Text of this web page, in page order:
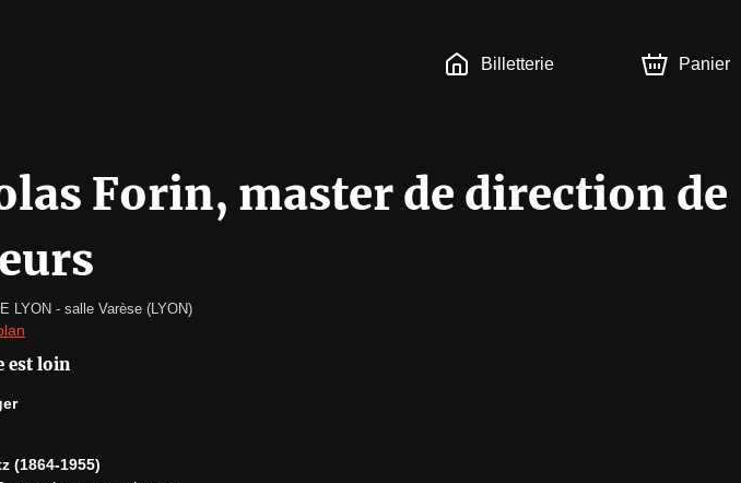
Billetterie Panier
Forin, master de direction de
LYON - salle Varèse (LYON)
est loin
(1864-1955)